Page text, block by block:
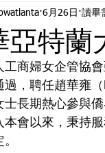
亞特蘭
6月26日 讀畢
工商婦女企管協
過，聘任趙華雍
士長期熱心參與
本會以來，秉持